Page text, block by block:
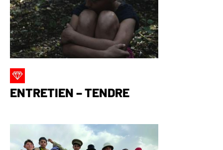
ENTRETIEN – TENDRE